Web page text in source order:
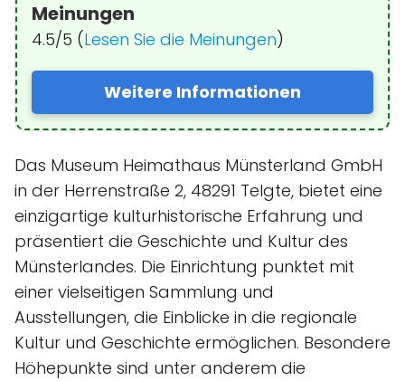
Meinungen
4.5/5 (Lesen Sie die Meinungen)
Weitere Informationen
Das Museum Heimathaus Münsterland GmbH
in der Herrenstraße 2, 48291 Telgte, bietet eine
einzigartige kulturhistorische Erfahrung und
präsentiert die Geschichte und Kultur des
Münsterlandes. Die Einrichtung punktet mit
einer vielseitigen Sammlung und
Ausstellungen, die Einblicke in die regionale
Kultur und Geschichte ermöglichen. Besondere
Höhepunkte sind unter anderem die